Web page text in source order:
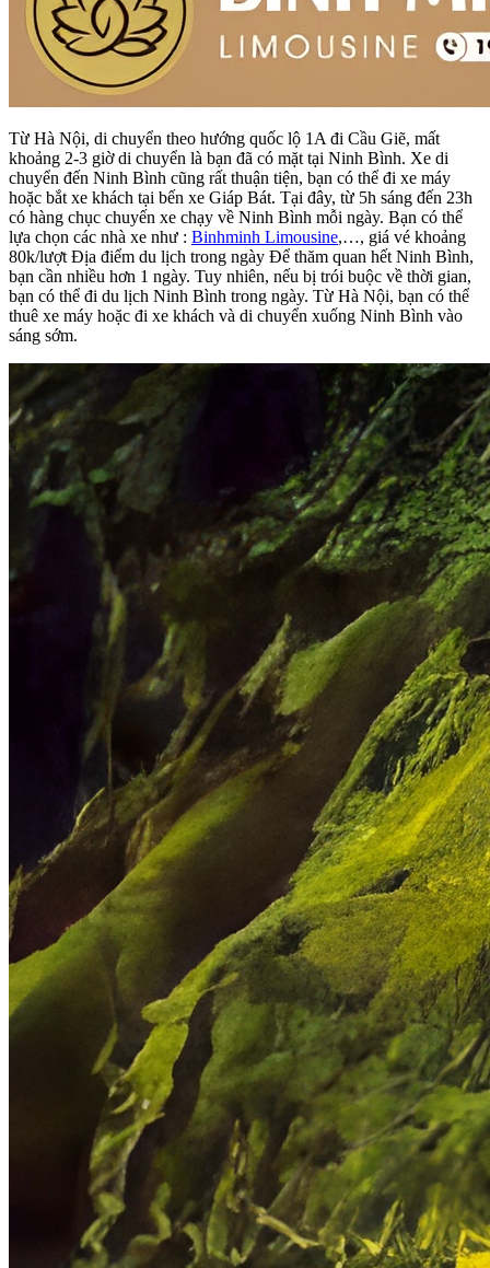
Từ Hà Nội, di chuyển theo hướng quốc lộ 1A đi Cầu Giẽ, mất
khoảng 2-3 giờ di chuyển là bạn đã có mặt tại Ninh Bình. Xe di
chuyển đến Ninh Bình cũng rất thuận tiện, bạn có thể đi xe máy
hoặc bắt xe khách tại bến xe Giáp Bát. Tại đây, từ 5h sáng đến 23h
có hàng chục chuyến xe chạy về Ninh Bình mỗi ngày. Bạn có thể
lựa chọn các nhà xe như : Binhminh Limousine,…, giá vé khoảng
80k/lượt Địa điểm du lịch trong ngày Để thăm quan hết Ninh Bình,
bạn cần nhiều hơn 1 ngày. Tuy nhiên, nếu bị trói buộc về thời gian,
bạn có thể đi du lịch Ninh Bình trong ngày. Từ Hà Nội, bạn có thể
thuê xe máy hoặc đi xe khách và di chuyển xuống Ninh Bình vào
sáng sớm.